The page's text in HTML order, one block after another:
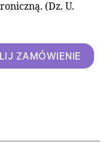
(Dz. U.
ZAMÓWIENIE